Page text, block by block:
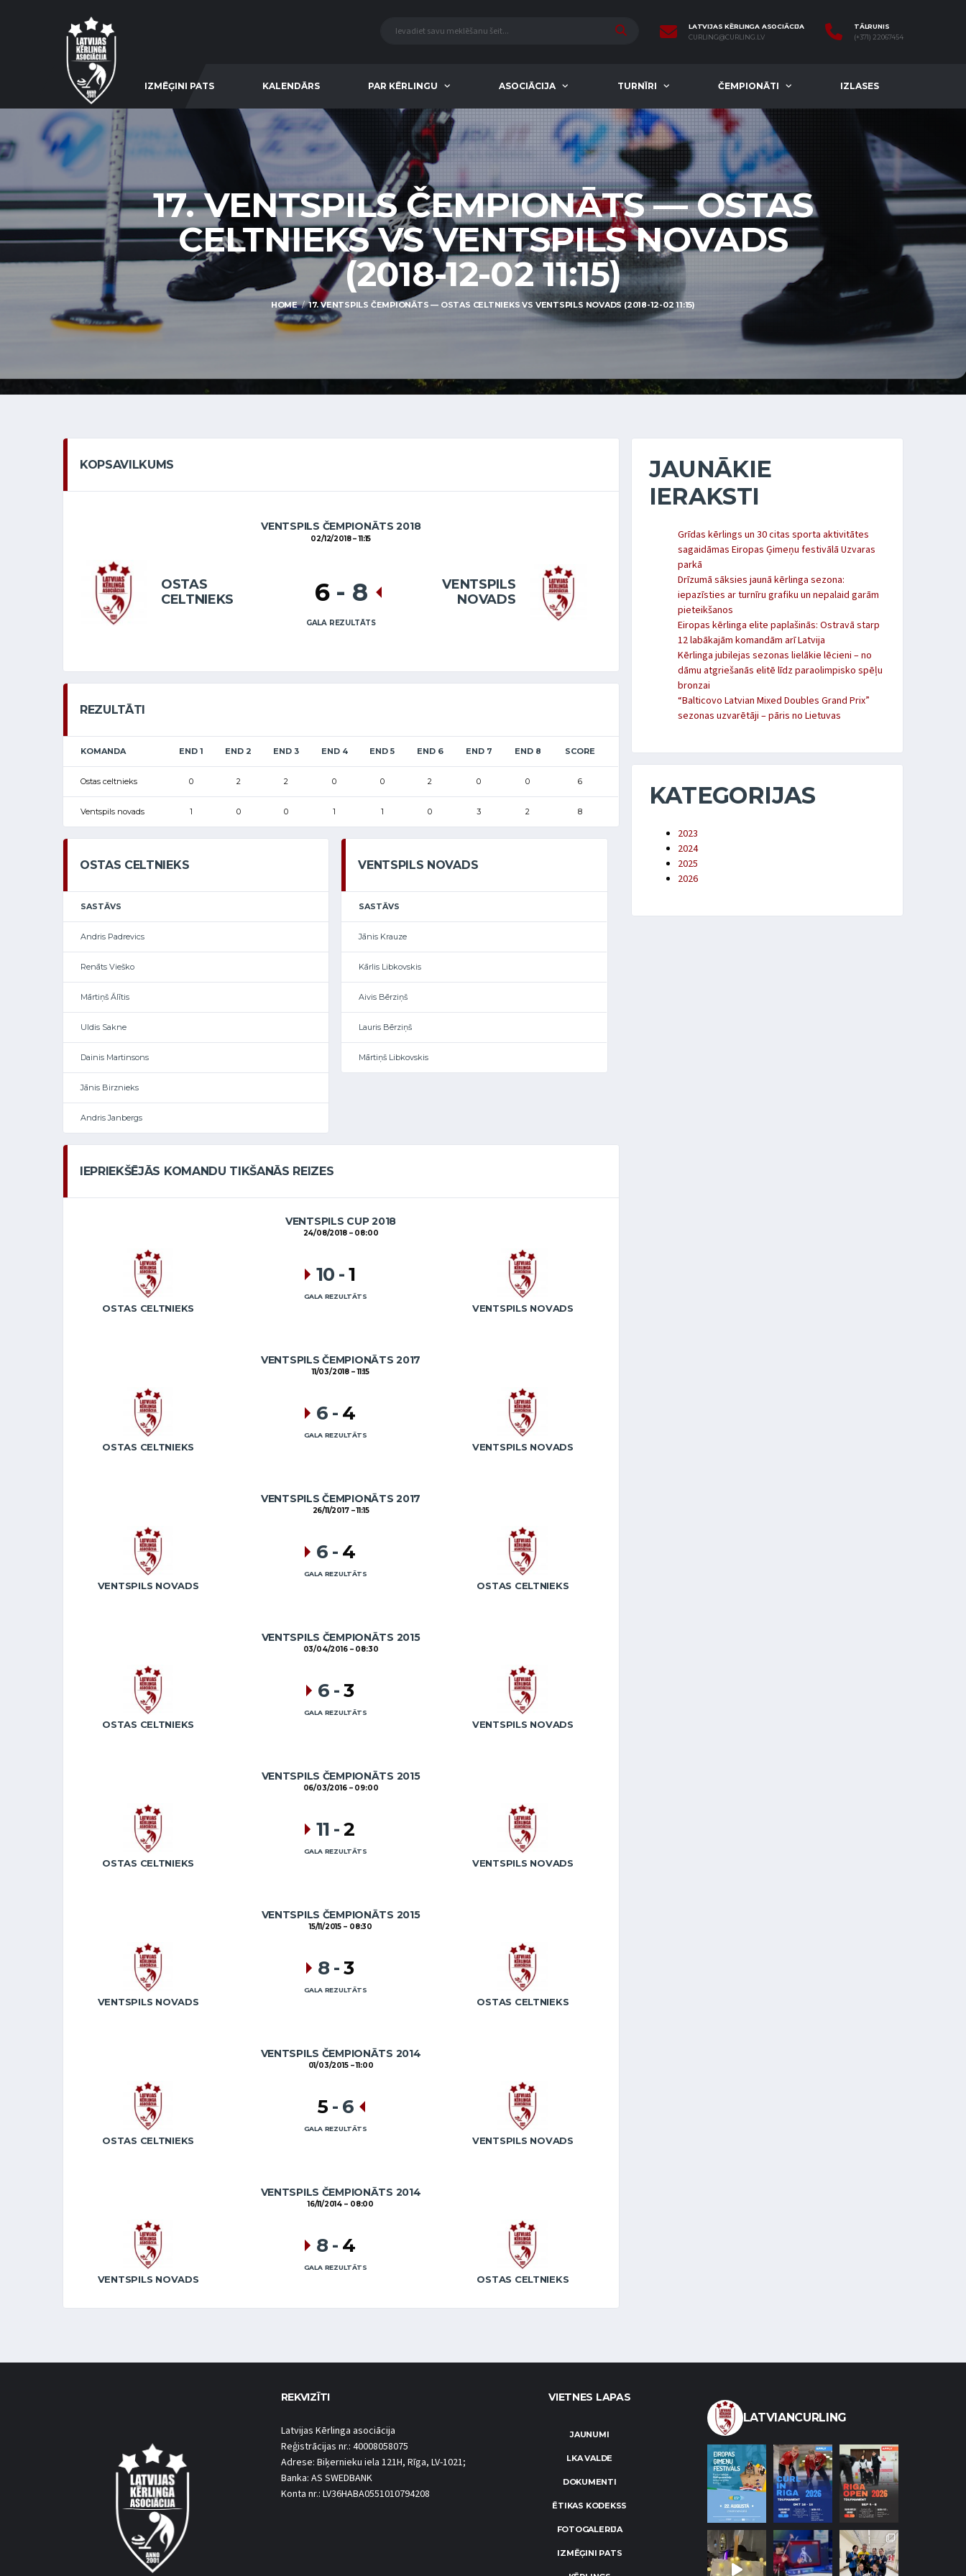
LATVIJAS KĒRLINGA ASOCIĀCIJA
CURLING@CURLING.LV
TĀLRUNIS
(+371) 22067454
IZMĒĢINI PATS KALENDĀRS PAR KĒRLINGU ASOCIĀCIJA TURNĪRI ČEMPIONĀTI IZLASES
17. VENTSPILS ČEMPIONĀTS — OSTAS
CELTNIEKS VS VENTSPILS NOVADS
(2018-12-02 11:15)
HOME 17. VENTSPILS ČEMPIONĀTS — OSTAS CELTNIEKS VS VENTSPILS NOVADS (2018-12-02 11:15)
KOPSAVILKUMS
VENTSPILS ČEMPIONĀTS 2018
02/12/2018 11:15
OSTAS
CELTNIEKS
VENTSPILS
NOVADS
6 - 8
GALA REZULTĀTS
REZULTĀTI
KOMANDA END 1 END 2 END 3 END 4 END 5 END 6 END 7 END 8 SCORE
Ostas celtnieks 0 2 2 0 0 2 0 0 6
Ventspils novads 1 0 0 1 1 0 3 2 8
OSTAS CELTNIEKS
SASTĀVS
Andris Padrevics
Renāts Vieško
Mārtiņš Ālītis
Uldis Sakne
Dainis Martinsons
Jānis Birznieks
Andris Janbergs
VENTSPILS NOVADS
SASTĀVS
Jānis Krauze
Kārlis Libkovskis
Aivis Bērziņš
Lauris Bērziņš
Mārtiņš Libkovskis
IEPRIEKŠĒJĀS KOMANDU TIKŠANĀS REIZES
VENTSPILS CUP 2018
24/08/2018 08:00
OSTAS CELTNIEKS VENTSPILS NOVADS
10 -1
GALA REZULTĀTS
VENTSPILS ČEMPIONĀTS 2017
11/03/2018 11:15
OSTAS CELTNIEKS VENTSPILS NOVADS
6 - 4
GALA REZULTĀTS
VENTSPILS ČEMPIONĀTS 2017
26/11/2017 11:15
VENTSPILS NOVADS OSTAS CELTNIEKS
6 - 4
GALA REZULTĀTS
VENTSPILS ČEMPIONĀTS 2015
03/04/2016 08:30
OSTAS CELTNIEKS VENTSPILS NOVADS
6 -3
GALA REZULTĀTS
VENTSPILS ČEMPIONĀTS 2015
06/03/2016 09:00
OSTAS CELTNIEKS VENTSPILS NOVADS
11 -2
GALA REZULTĀTS
VENTSPILS ČEMPIONĀTS 2015
15/11/2015 08:30
VENTSPILS NOVADS OSTAS CELTNIEKS
8 -3
GALA REZULTĀTS
VENTSPILS ČEMPIONĀTS 2014
01/03/2015 11:00
OSTAS CELTNIEKS VENTSPILS NOVADS
5 - 6
GALA REZULTĀTS
VENTSPILS ČEMPIONĀTS 2014
16/11/2014 08:00
VENTSPILS NOVADS OSTAS CELTNIEKS
8 - 4
GALA REZULTĀTS
JAUNĀKIE
IERAKSTI
Grīdas kērlings un 30 citas sporta aktivitātes
sagaidāmas Eiropas Ģimeņu festivālā Uzvaras
parkā
Drīzumā sāksies jaunā kērlinga sezona:
iepazīsties ar turnīru grafiku un nepalaid garām
pieteikšanos
Eiropas kērlinga elite paplašinās: Ostravā starp
12 labākajām komandām arī Latvija
Kērlinga jubilejas sezonas lielākie lēcieni – no
dāmu atgriešanās elitē līdz paraolimpisko spēļu
bronzai
“Balticovo Latvian Mixed Doubles Grand Prix”
sezonas uzvarētāji – pāris no Lietuvas
KATEGORIJAS
2023
2024
2025
2026
REKVIZĪTI
Latvijas Kērlinga asociācija
Reģistrācijas nr.: 40008058075
Adrese: Biķernieku iela 121H, Rīga, LV-1021;
Banka: AS SWEDBANK
Konta nr.: LV36HABA0551010794208
VIETNES LAPAS
JAUNUMI
LKA VALDE
DOKUMENTI
ĒTIKAS KODEKSS
FOTOGALERIJA
IZMĒĢINI PATS
LATVIANCURLING